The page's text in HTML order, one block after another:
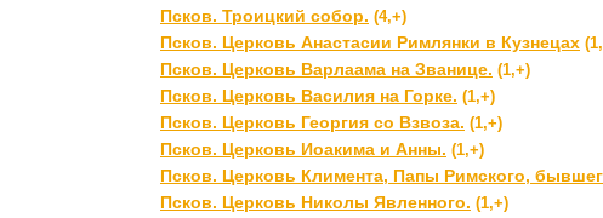
Псков. Троицкий собор. (4,+)
Псков. Церковь Анастасии Римлянки в Кузнецах
Псков. Церковь Варлаама на Званице. (1,+)
Псков. Церковь Василия на Горке. (1,+)
Псков. Церковь Георгия со Взвоза. (1,+)
Псков. Церковь Иоакима и Анны. (1,+)
Псков. Церковь Климента, Папы Римского,
Псков. Церковь Николы Явленного. (1,+)